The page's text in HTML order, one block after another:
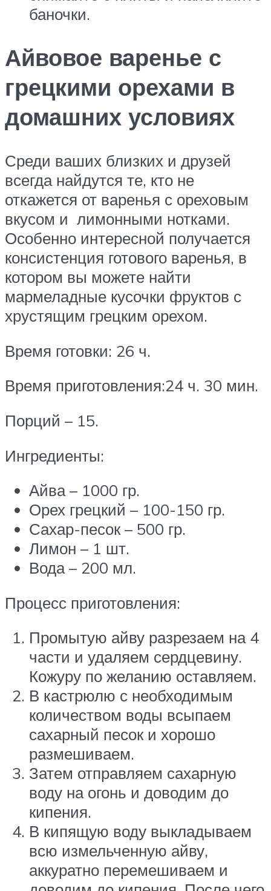
баночки.
Айвовое варенье с
грецкими орехами в
домашних условиях
Среди ваших близких и друзей
всегда найдутся те, кто не
откажется от варенья с ореховым
вкусом и лимонными нотками.
Особенно интересной получается
консистенция готового варенья, в
котором вы можете найти
мармеладные кусочки фруктов с
хрустящим грецким орехом.
Время готовки: 26 ч.
Время приготовления:24 ч. 30 мин.
Порций – 15.
Ингредиенты:
Айва – 1000 гр.
Орех грецкий – 100-150 гр.
Сахар-песок – 500 гр.
Лимон – 1 шт.
Вода – 200 мл.
Процесс приготовления:
Промытую айву разрезаем на 4
части и удаляем сердцевину.
Кожуру по желанию оставляем.
В кастрюлю с необходимым
количеством воды всыпаем
сахарный песок и хорошо
размешиваем.
Затем отправляем сахарную
воду на огонь и доводим до
кипения.
В кипящую воду выкладываем
всю измельченную айву,
аккуратно перемешиваем и